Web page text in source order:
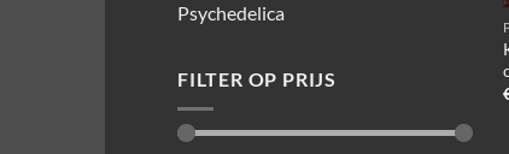
Psychedelica
FILTER OP PRIJS